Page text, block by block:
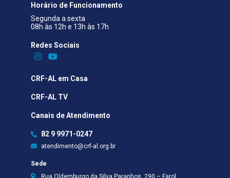
Horário de Funcionamento
Segunda a sexta
08h às 12h e 13h às 17h
Redes Sociais​
CRF-AL em Casa
CRF-AL TV
Canais de Atendimento
82 9 9971-0247
atendimento@crf-al.org.br
Sede
Rua Oldemburgo da Silva Paranhos, 290 – Farol,